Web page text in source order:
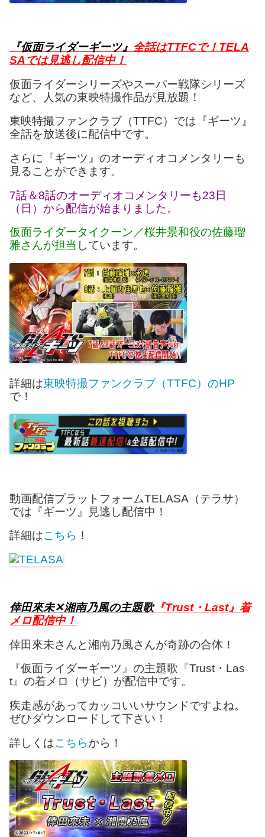
『仮面ライダーギーツ』 全話はTTFCで！TELA
SAでは見逃し配信中！
仮面ライダーシリーズやスーパー戦隊シリーズ
など、人気の東映特撮作品が見放題！
東映特撮ファンクラブ（TTFC）では『ギーツ』
全話を放送後に配信中です。
さらに『ギーツ』のオーディオコメンタリーも
見ることができます。
7話＆8話のオーディオコメンタリーも23日
（日）から配信が始まりました。
仮面ライダータイクーン／桜井景和役の佐藤瑠
雅さんが担当 しています。
詳細は東映特撮ファンクラブ（TTFC）のHP
で！
動画配信プラットフォームTELASA（テラサ）
では『ギーツ』見逃し配信中！
詳細はこちら ！
倖田來未✕湘南乃風の主題歌『Trust・Last』着
メロ配信中！
倖田來未さんと湘南乃風さんが奇跡の合体！
『仮面ライダーギーツ』の主題歌『Trust・Las
t』の着メロ（サビ）が配信中です。
疾走感があってカッコいいサウンドですよね。
ぜひダウンロードして下さい！
詳しくはこちらから！